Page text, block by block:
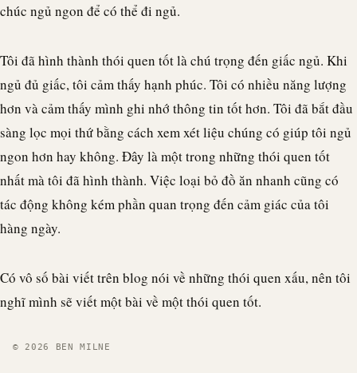
chúc ngủ ngon để có thể đi ngủ.
Tôi đã hình thành thói quen tốt là chú trọng đến giấc ngủ. Khi
ngủ đủ giấc, tôi cảm thấy hạnh phúc. Tôi có nhiều năng lượng
hơn và cảm thấy mình ghi nhớ thông tin tốt hơn. Tôi đã bắt đầu
sàng lọc mọi thứ bằng cách xem xét liệu chúng có giúp tôi ngủ
ngon hơn hay không. Đây là một trong những thói quen tốt
nhất mà tôi đã hình thành. Việc loại bỏ đồ ăn nhanh cũng có
tác động không kém phần quan trọng đến cảm giác của tôi
hàng ngày.
Có vô số bài viết trên blog nói về những thói quen xấu, nên tôi
nghĩ mình sẽ viết một bài về một thói quen tốt.
© 2026 BEN MILNE